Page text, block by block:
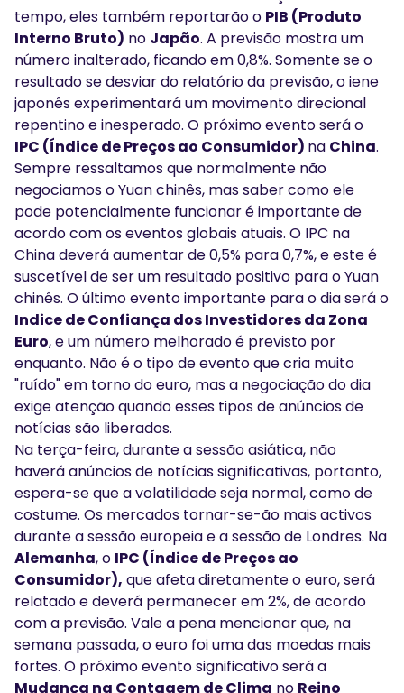
tempo, eles também reportarão o PIB (Produto
Interno Bruto) no Japão. A previsão mostra um
número inalterado, ficando em 0,8%. Somente se o
resultado se desviar do relatório da previsão, o iene
japonês experimentará um movimento direcional
repentino e inesperado. O próximo evento será o
IPC (Índice de Preços ao Consumidor) na China.
Sempre ressaltamos que normalmente não
negociamos o Yuan chinês, mas saber como ele
pode potencialmente funcionar é importante de
acordo com os eventos globais atuais. O IPC na
China deverá aumentar de 0,5% para 0,7%, e este é
suscetível de ser um resultado positivo para o Yuan
chinês. O último evento importante para o dia será o
Indice de Confiança dos Investidores da Zona
Euro, e um número melhorado é previsto por
enquanto. Não é o tipo de evento que cria muito
"ruído" em torno do euro, mas a negociação do dia
exige atenção quando esses tipos de anúncios de
notícias são liberados.
Na terça-feira, durante a sessão asiática, não
haverá anúncios de notícias significativas, portanto,
espera-se que a volatilidade seja normal, como de
costume. Os mercados tornar-se-ão mais activos
durante a sessão europeia e a sessão de Londres. Na
Alemanha, o IPC (Índice de Preços ao
Consumidor), que afeta diretamente o euro, será
relatado e deverá permanecer em 2%, de acordo
com a previsão. Vale a pena mencionar que, na
semana passada, o euro foi uma das moedas mais
fortes. O próximo evento significativo será a
Mudança na Contagem de Clima no Reino